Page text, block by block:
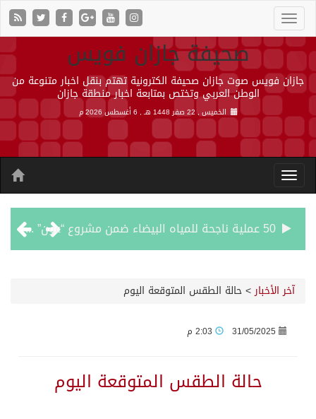
صحيفة جازان فويس
جازان فويس صوت جازان صحيفة الكترونية تهتم بنقل اخبار متنوعة من
الوطن العربي وتختص بمتابعة اخبار منطقة جازان
الخميس , 22 صفر 1448 هـ , 6 أغسطس 2026 م
50 عملية ناجحة للمياه البيضاء ضمن مشروع “عون” في جازان
آخر الأخبار>حالة الطقس المتوقعة اليوم
31/05/2025
حالة الطقس المتوقعة اليوم